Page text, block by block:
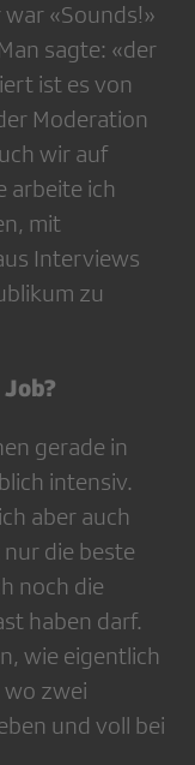
«Sounds!»
sagte: «der
ist es von
Moderation
wir auf
arbeite ich
mit
Interviews
zu
gerade in
intensiv.
aber auch
die beste
noch die
haben darf.
wie eigentlich
wo zwei
und voll bei